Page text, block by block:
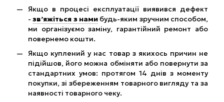
Якщо в процесі експлуатації виявився дефект
-зв’яжіться з нами будь-яким зручним способом,
ми організуємо заміну, гарантійний ремонт або
повернемо кошти.
Якщо куплений у нас товар з якихось причин не
підійшов, його можна обміняти або повернути за
стандартних умов: протягом 14 днів з моменту
покупки, зі збереженням товарного вигляду та за
наявності товарного чеку.